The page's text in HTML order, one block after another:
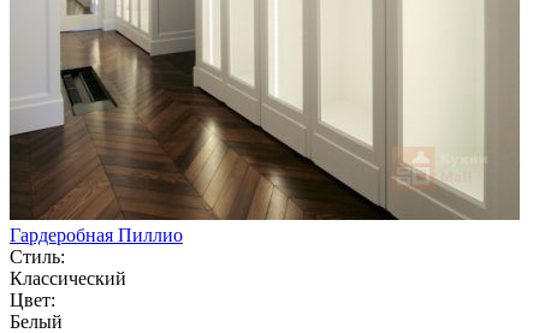
Гардеробная Пиллио
Стиль:
Классический
Цвет:
Белый